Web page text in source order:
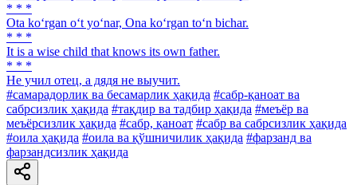
* * *
Ota ko‘rgan o‘t yo‘nar, Ona ko‘rgan to‘n bichar.
* * *
It is a wise child that knows its own father.
* * *
He учил отец, а дядя не выучит.
#самарадорлик ва бесамарлик ҳақида #сабр-қаноат ва
сабрсизлик ҳақида #тақдир ва тадбир ҳақида #меъёр ва
меъёрсизлик ҳақида #сабр, қаноат #сабр ва сабрсизлик ҳақида
#оила ҳақида #оила ва қўшничилик ҳақида #фарзанд ва
фарзандсизлик ҳақида